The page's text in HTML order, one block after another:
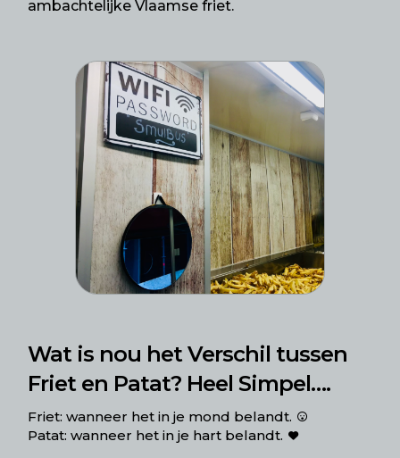
ambachtelijke Vlaamse friet.
Wat is nou het Verschil tussen
Friet en Patat? Heel Simpel….
Friet: wanneer het in je mond belandt.
Patat: wanneer het in je hart belandt.